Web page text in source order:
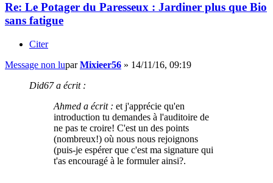
Re: Le Potager du Paresseux : Jardiner plus que Bio
sans fatigue
Citer
Message non luparMixieer56 » 14/11/16, 09:19
Did67 a écrit :
Ahmed a écrit : et j'apprécie qu'en
introduction tu demandes à l'auditoire de
ne pas te croire! C'est un des points
(nombreux!) où nous nous rejoignons
(puis-je espérer que c'est ma signature qui
t'as encouragé à le formuler ainsi?.